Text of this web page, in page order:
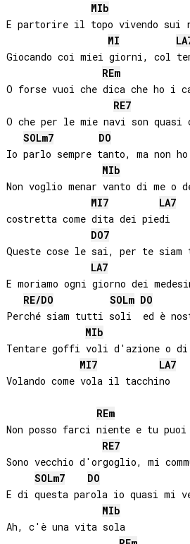
MIb
E partorire il topo vivendo sui
MI
LA
Giocando coi miei giorni, col
REm
O forse vuoi che dica che ho i
RE7
O che per le mie navi son
SOLm7 DO
Io parlo sempre tanto, ma non
MIb
Non voglio menar vanto di me o
MI7 LA7
costretta come dita dei piedi
DO7
Queste cose le sai, per te
LA7
E moriamo ogni giorno dei
RE/DO SOLm DO
Perché siam tutti soli  ed è
MIb
Tentare goffi voli d'azione o di
MI7 LA7
Volando come vola il tacchino
REm
Non posso farci niente e tu puoi
RE7
Sono vecchio d'orgoglio, mi
SOLm7 DO
E di questa parola io quasi mi
MIb
Ah, c'è una vita sola